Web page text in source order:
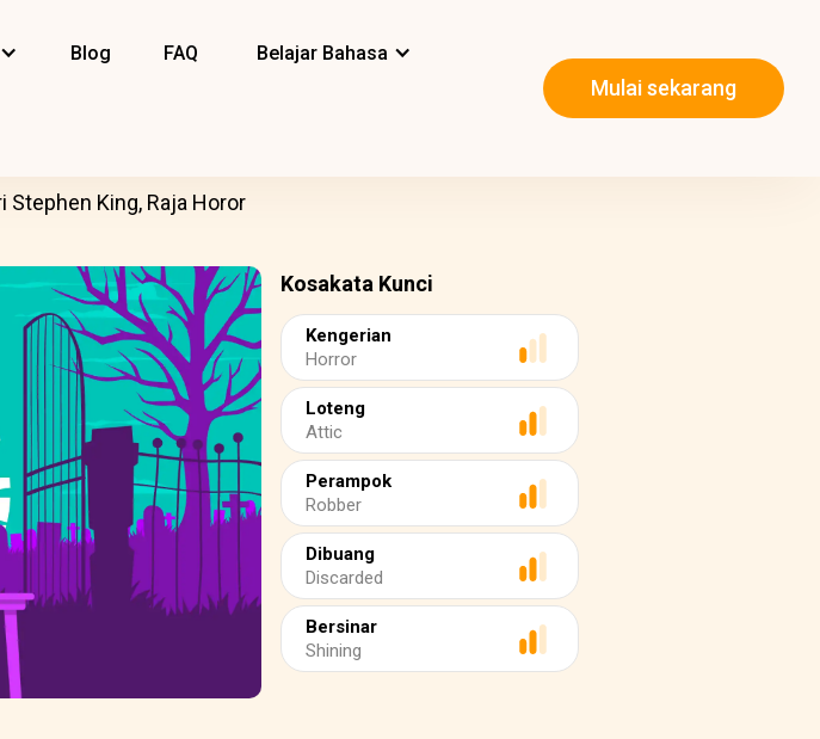
Blog FAQ Belajar Bahasa
Mulai sekarang
Stephen King, Raja Horor
Kosakata Kunci
Kengerian
Horror
Loteng
Attic
Perampok
Robber
Dibuang
Discarded
Bersinar
Shining